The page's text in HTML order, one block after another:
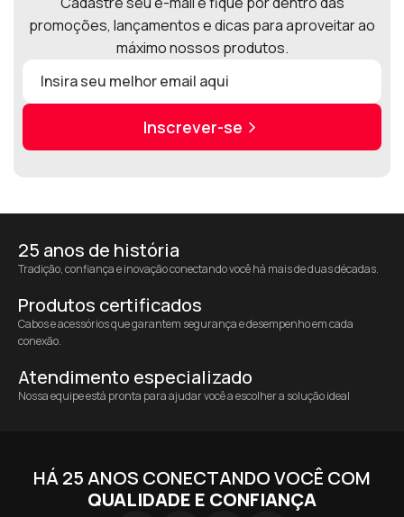
promoções, lançamentos e dicas para aproveitar ao
máximo nossos produtos.
Inscrever-se
25 anos de história
Tradição, confiança e inovação conectando você há mais de duas décadas.
Produtos certificados
Cabos e acessórios que garantem segurança e desempenho em cada
conexão.
Atendimento especializado
Nossa equipe está pronta para ajudar você a escolher a solução ideal
HÁ 25 ANOS CONECTANDO VOCÊ COM
QUALIDADE E CONFIANÇA